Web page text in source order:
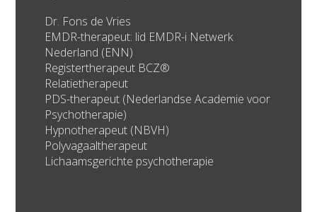
Dr. Fons de Vries
EMDR-therapeut: lid EMDR-i Netwerk
Nederland (ENN)
Registertherapeut BCZ®
Relatietherapeut
PDS-therapeut (Nederlandse Academie voor
Psychotherapie)
Hypnotherapeut (NBVH)
Polyvagaaltherapeut
Lichaamsgerichte psychotherapie